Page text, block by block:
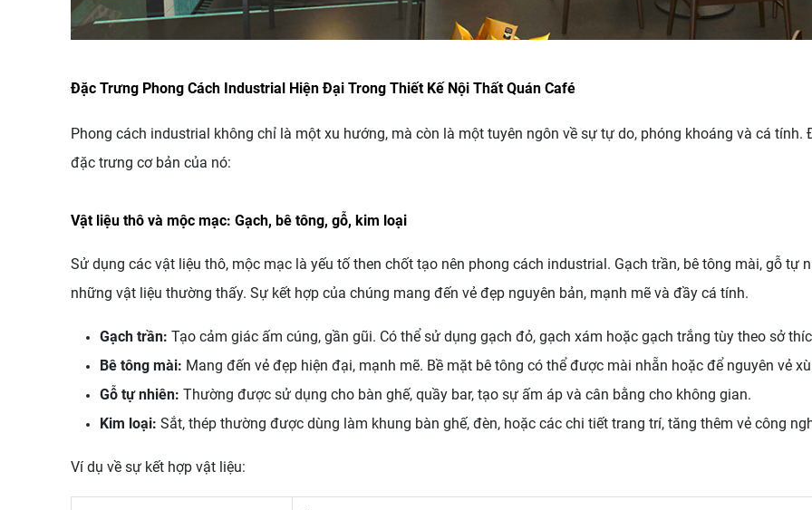
Đặc Trưng Phong Cách Industrial Hiện Đại Trong Thiết Kế Nội Thất Quán Café
Phong cách industrial không chỉ là một xu hướng, mà còn là một tuyên ngôn về sự tự do, phóng khoáng và cá
đặc trưng cơ bản của nó:
Vật liệu thô và mộc mạc: Gạch, bê tông, gỗ, kim loại
Sử dụng các vật liệu thô, mộc mạc là yếu tố then chốt tạo nên phong cách industrial. Gạch trần, bê tông mài, gỗ tự
những vật liệu thường thấy. Sự kết hợp của chúng mang đến vẻ đẹp nguyên bản, mạnh mẽ và đầy cá tính.
Gạch trần: Tạo cảm giác ấm cúng, gần gũi. Có thể sử dụng gạch đỏ, gạch xám hoặc gạch trắng tùy theo sở
Bê tông mài: Mang đến vẻ đẹp hiện đại, mạnh mẽ. Bề mặt bê tông có thể được mài nhẵn hoặc để nguyên vẻ
Gỗ tự nhiên: Thường được sử dụng cho bàn ghế, quầy bar, tạo sự ấm áp và cân bằng cho không gian.
Kim loại: Sắt, thép thường được dùng làm khung bàn ghế, đèn, hoặc các chi tiết trang trí, tăng thêm vẻ công
Ví dụ về sự kết hợp vật liệu: